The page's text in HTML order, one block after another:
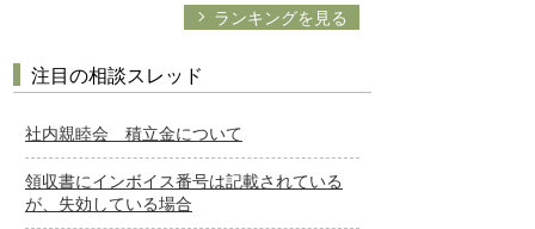
ランキングを見る
注目の相談スレッド
社内親睦会 積立金について
領収書にインボイス番号は記載されている
が、失効している場合